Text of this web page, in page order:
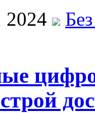
2024